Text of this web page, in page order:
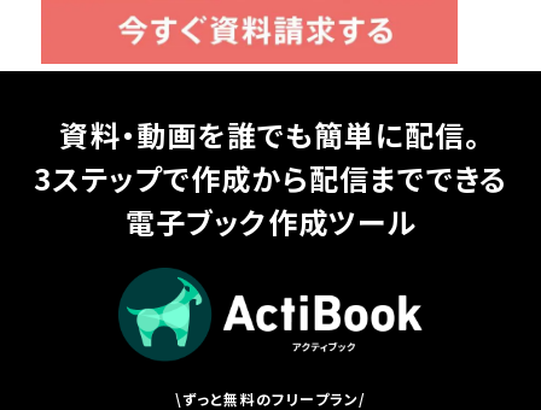
資料・動画を誰でも簡単に配信。
3ステップで作成から配信までできる
電子ブック作成ツール
\ずっと無料のフリープラン/